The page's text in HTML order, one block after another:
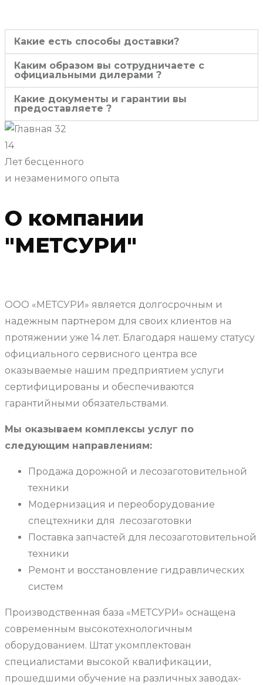
Какие есть способы доставки?
Каким образом вы сотрудничаете с
официальными дилерами ?
Какие документы и гарантии вы
предоставляете ?
14
Лет бесценного
и незаменимого опыта
О компании
"МЕТСУРИ"
ООО «МЕТСУРИ» является долгосрочным и
надежным партнером для своих клиентов на
протяжении уже 14 лет. Благодаря нашему статусу
официального сервисного центра все
оказываемые нашим предприятием услуги
сертифицированы и обеспечиваются
гарантийными обязательствами.
Мы оказываем комплексы услуг по
следующим направлениям:
Продажа дорожной и лесозаготовительной
техники
Модернизация и переоборудование
спецтехники для лесозаготовки
Поставка запчастей для лесозаготовительной
техники
Ремонт и восстановление гидравлических
систем
Производственная база «МЕТСУРИ» оснащена
современным высокотехнологичным
оборудованием. Штат укомплектован
специалистами высокой квалификации,
прошедшими обучение на различных заводах-